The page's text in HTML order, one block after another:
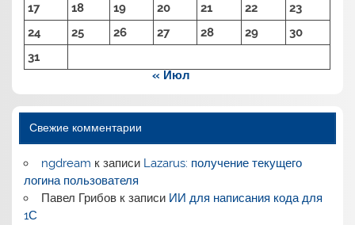
17
18 19 20 21 22
23
24
25 26 27 28 29
30
31
« Июл
Свежие комментарии
ngdream к записи Lazarus: получение текущего
логина пользователя
Павел Грибовк записи ИИ для написания кода для
1С